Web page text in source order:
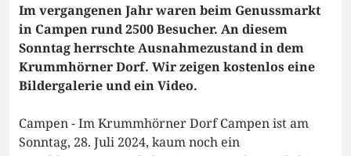
Im vergangenen Jahr waren beim Genussmarkt
in Campen rund 2500 Besucher. An diesem
Sonntag herrschte Ausnahmezustand in dem
Krummhörner Dorf. Wir zeigen kostenlos eine
Bildergalerie und ein Video.
Campen - Im Krummhörner Dorf Campen ist am
Sonntag, 28. Juli 2024, kaum noch ein